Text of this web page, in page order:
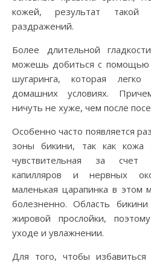
кожей, результат такой
раздражений.
Более длительной
можешь добиться с
шугаринга, которая
домашних условиях.
ничуть не хуже, чем после
Особенно часто появляется
зоны бикини, так как кожа
чувствительная за счет
капилляров и нервных
маленькая царапинка в этом
болезненно. Область
жировой прослойки,
уходе и увлажнении.
Для того, чтобы